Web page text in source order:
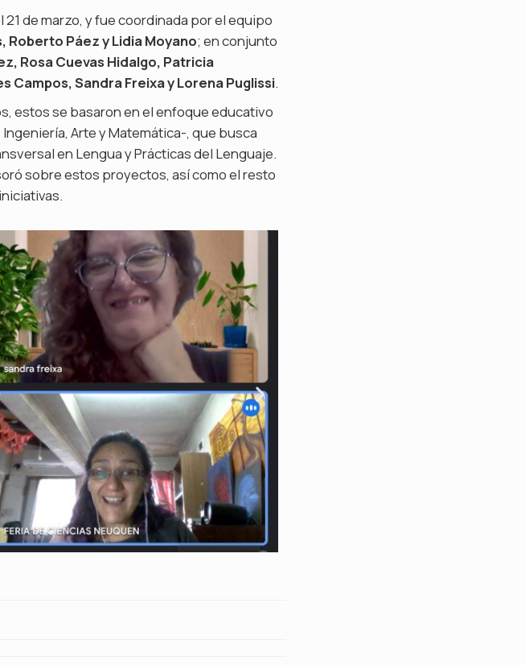
de marzo, y fue coordinada por el equipo
Roberto Páez y Lidia Moyano; en conjunto
Rosa Cuevas Hidalgo, Patricia
Campos, Sandra Freixa y Lorena Puglissi.
estos se basaron en el enfoque educativo
Arte y Matemática-, que busca
en Lengua y Prácticas del Lenguaje.
sobre estos proyectos, así como el resto